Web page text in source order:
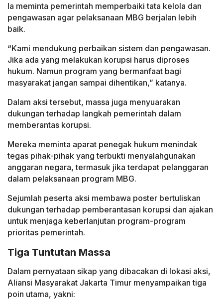
Ia meminta pemerintah memperbaiki tata kelola dan
pengawasan agar pelaksanaan MBG berjalan lebih
baik.
“Kami mendukung perbaikan sistem dan pengawasan.
Jika ada yang melakukan korupsi harus diproses
hukum. Namun program yang bermanfaat bagi
masyarakat jangan sampai dihentikan,” katanya.
Dalam aksi tersebut, massa juga menyuarakan
dukungan terhadap langkah pemerintah dalam
memberantas korupsi.
Mereka meminta aparat penegak hukum menindak
tegas pihak-pihak yang terbukti menyalahgunakan
anggaran negara, termasuk jika terdapat pelanggaran
dalam pelaksanaan program MBG.
Sejumlah peserta aksi membawa poster bertuliskan
dukungan terhadap pemberantasan korupsi dan ajakan
untuk menjaga keberlanjutan program-program
prioritas pemerintah.
Tiga Tuntutan Massa
Dalam pernyataan sikap yang dibacakan di lokasi aksi,
Aliansi Masyarakat Jakarta Timur menyampaikan tiga
poin utama, yakni: